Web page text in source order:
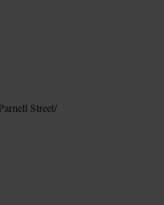
Street/